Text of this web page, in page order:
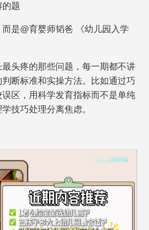
题
是@育婴师韬爸 《幼儿园入学
头疼的那些问题，每一期都不讲
断标准和实操方法。比如通过巧
区，用科学发育指标而不是单纯
技巧处理分离焦虑。